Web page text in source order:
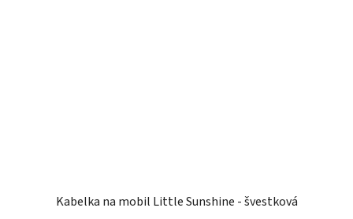
Kabelka na mobil Little Sunshine - švestková